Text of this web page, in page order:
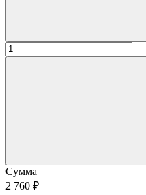
Сумма
2 760 ₽